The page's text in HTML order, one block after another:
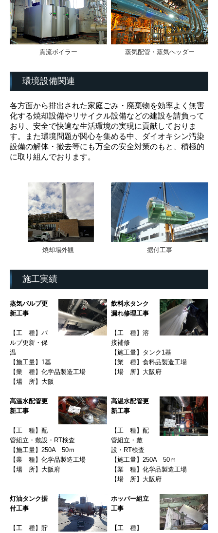
貫流ボイラー 蒸気配管・蒸気ヘッダー
環境設備関連
各方面から排出された家庭ごみ・廃棄物を効率よく無害
化する焼却設備やリサイクル設備などの建設を請負って
おり、安全で快適な生活環境の実現に貢献しておりま
す。また環境問題が関心を集める中、ダイオキシン汚染
設備の解体・撤去等にも万全の安全対策のもと、積極的
に取り組んでおります。
焼却場外観 据付工事
施工実績
蒸気バルブ更
新工事
【工 種】 バ
ルブ更新・保
温
【施工量】1基
【業 種】 化学品製造工場
【場 所】 大阪
飲料水タンク
漏れ修理工事
【工 種】溶
接補修
【施工量】タンク 1基
【業 種】食料品製造工場
【場 所】 大阪府
高温水配管更
新工事
【工 種】 配
管組立・敷設・ RT検査
【施工量】 250A 50ｍ
【業 種】 化学品製造工場
【場 所】 大阪府
高温水配管更
新工事
【工 種】配
管組立・敷
設・ RT検査
【施工量】 250A 50ｍ
【業 種】化学品製造工場
【場 所】 大阪府
灯油タンク据
付工事
【工 種】 貯
ホッパー組立
工事
【工 種】